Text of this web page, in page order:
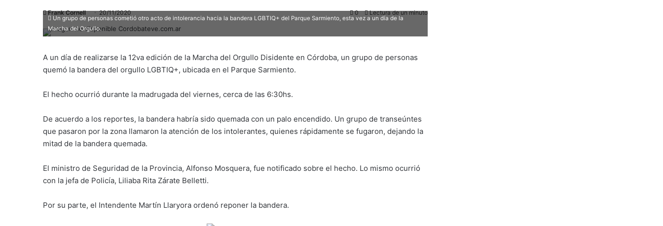
Frank Cornell 20/11/2020 0 Lectura de un minuto
Un grupo de personas cometió otro acto de intolerancia hacia la bandera LGBTIQ+ del Parque Sarmiento, esta vez a un día de la
Marcha del Orgullo.
A un día de realizarse la 12va edición de la Marcha del Orgullo Disidente en Córdoba, un grupo de personas
quemó la bandera del orgullo LGBTIQ+, ubicada en el Parque Sarmiento.
El hecho ocurrió durante la madrugada del viernes, cerca de las 6:30hs.
De acuerdo a los reportes, la bandera habría sido quemada con un palo encendido. Un grupo de transeúntes
que pasaron por la zona llamaron la atención de los intolerantes, quienes rápidamente se fugaron, dejando la
mitad de la bandera quemada.
El ministro de Seguridad de la Provincia, Alfonso Mosquera, fue notificado sobre el hecho. Lo mismo ocurrió
con la jefa de Policía, Liliaba Rita Zárate Belletti.
Por su parte, el Intendente Martín Llaryora ordenó reponer la bandera.